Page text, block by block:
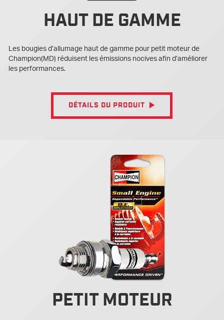
HAUT DE GAMME
Les bougies d’allumage haut de gamme pour petit moteur de
Champion(MD) réduisent les émissions nocives afin d’améliorer
les performances.
DÉTAILS DU PRODUIT
PETIT MOTEUR